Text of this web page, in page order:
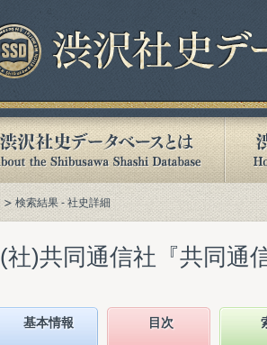
検索結果 - 社史詳細
(社)共同通信社『共同通
基本情報 目次